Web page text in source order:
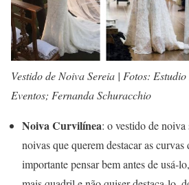
Vestido de Noiva Sereia | Fotos:
Eventos; Fernanda Schuracchio
Noiva Curvilínea: o vestido de noiva
noivas que querem destacar as
importante pensar bem antes de usá-